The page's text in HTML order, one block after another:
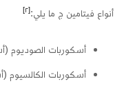
أنواع فيتامين ج ما يلي:[٢]
أسكوربات الصوديوم
أسكوربات الكالسيوم